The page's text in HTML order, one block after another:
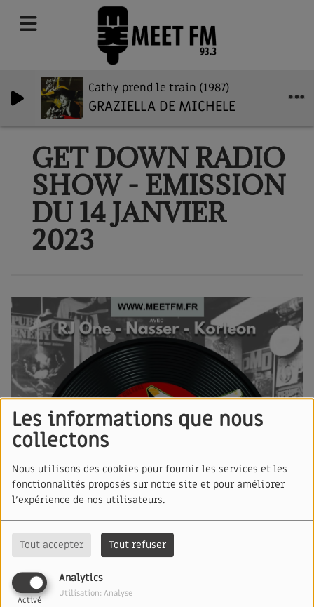
Les informations que nous
collectons
Nous utilisons des cookies pour fournir les services et les
fonctionnalités proposés sur notre site et pour améliorer
l'expérience de nos utilisateurs.
Tout accepter Tout refuser
Analytics
Activé
Utilisation: Analyse
Cathy prend le train (1987)
GRAZIELLA DE MICHELE
GET DOWN RADIO
SHOW - EMISSION
DU 14 JANVIER
2023